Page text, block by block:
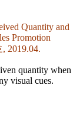
Quantity and
Promotion
2019.04.
quantity when
visual cues.